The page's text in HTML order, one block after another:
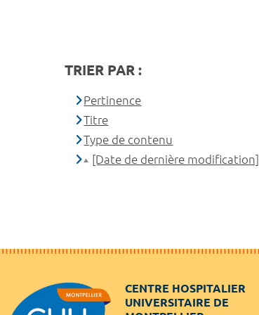
TRIER PAR :
Pertinence
Titre
Type de contenu
[Date de dernière modification]
CENTRE HOSPITALIER
UNIVERSITAIRE DE